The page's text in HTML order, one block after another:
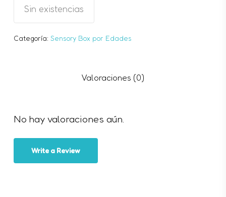
Sin existencias
Categoría: Sensory Box por Edades
Valoraciones (0)
No hay valoraciones aún.
Write a Review